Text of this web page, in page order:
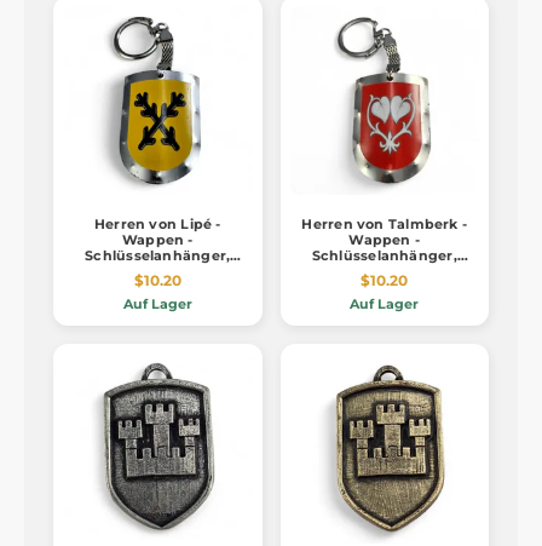
Herren von Lipé -
Wappen -
Schlüsselanhänger,
mittelalterlicher Schild
$10.20
Auf Lager
Herren von Talmberk -
Wappen -
Schlüsselanhänger,
mittelalterlicher Schild
$10.20
Auf Lager